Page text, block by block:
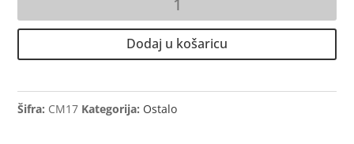
TEM
količina
Dodaj u košaricu
Šifra: CM17 Kategorija: Ostalo